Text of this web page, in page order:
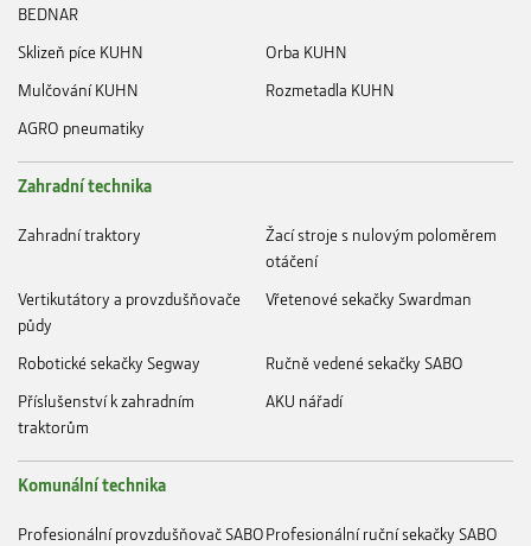
BEDNAR
Sklizeň píce KUHN
Orba KUHN
Mulčování KUHN
Rozmetadla KUHN
AGRO pneumatiky
Zahradní technika
Zahradní traktory
Žací stroje s nulovým poloměrem
otáčení
Vertikutátory a provzdušňovače
půdy
Vřetenové sekačky Swardman
Robotické sekačky Segway
Ručně vedené sekačky SABO
Příslušenství k zahradním
traktorům
AKU nářadí
Komunální technika
Profesionální provzdušňovač SABOProfesionální ruční sekačky SABO